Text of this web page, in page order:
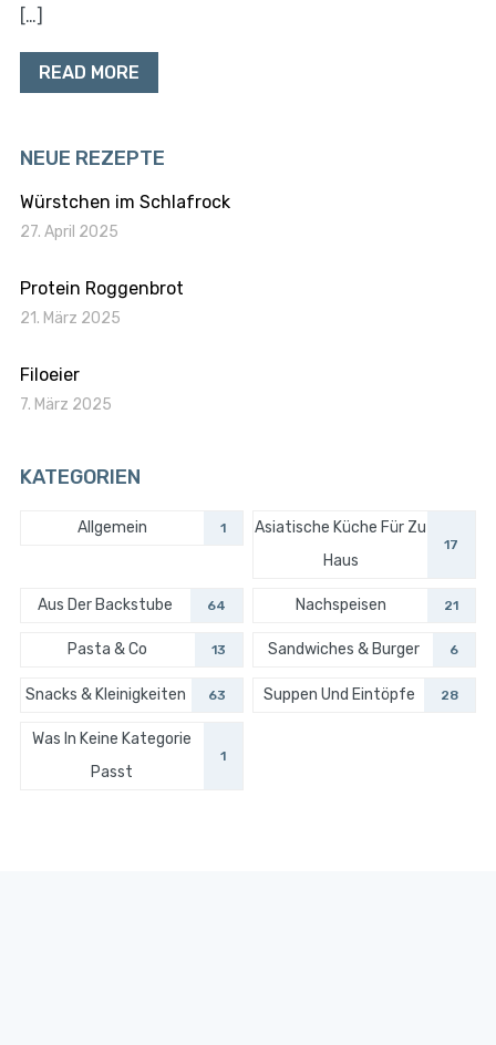
[…]
READ MORE
NEUE REZEPTE
Würstchen im Schlafrock
27. April 2025
Protein Roggenbrot
21. März 2025
Filoeier
7. März 2025
KATEGORIEN
Allgemein 1
Asiatische Küche Für Zu
Haus
17
Aus Der Backstube 64 Nachspeisen 21
Pasta & Co 13 Sandwiches & Burger 6
Snacks & Kleinigkeiten 63 Suppen Und Eintöpfe 28
Was In Keine Kategorie
Passt
1